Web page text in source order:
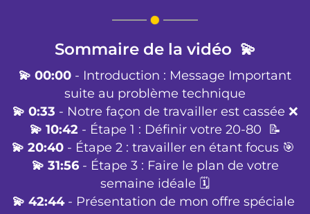
Sommaire de la vidéo 💫
💫 00:00 - Introduction : Message Important
suite au problème technique
💫 0:33 - Notre façon de travailler est cassée ❌
💫 10:42 - Étape 1 : Définir votre 20-80 📝
💫 20:40 - Étape 2 : travailler en étant focus 🎯
💫 31:56- Étape 3 : Faire le plan de votre
semaine idéale 🗓️
💫 42:44- Présentation de mon offre spéciale